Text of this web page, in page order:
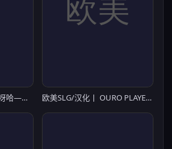
ACT/2D/亚洲丨世纪末呀哈——! 世紀末ヒャッハー! v1.0.1 官方正式版【20260514】 欧美SLG/汉化丨 OURO PLAYER Ver1.20 【20240724】